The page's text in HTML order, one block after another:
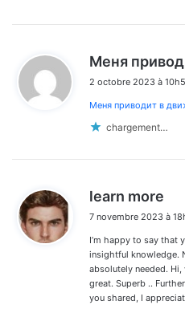
Меня
2 octobre 2023 à
Меня приводит в
chargement…
learn more
t
:
7 novembre 2023 à
I’m happy to say that
insightful knowledge.
absolutely needed.
great. Superb ..
you shared, I